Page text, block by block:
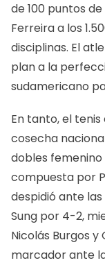
de 100 puntos
Ferreira a los
disciplinas. El
plan a la
sudamericano
En tanto, el
cosecha
dobles femenino
compuesta por
despidió ante
Sung por 4-2,
Nicolás Burgos
marcador ante